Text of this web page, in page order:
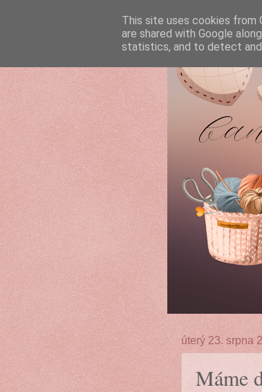
úterý 23. srpna
Máme
This site uses cookies from
are shared with Google
statistics, and to detect and